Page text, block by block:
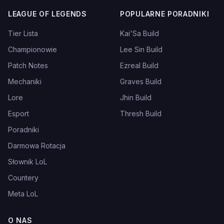
LEAGUE OF LEGENDS
Tier Lista
Championowie
Patch Notes
Mechaniki
Lore
Esport
Poradniki
Darmowa Rotacja
Słownik LoL
Countery
Meta LoL
POPULARNE PORADNIKI
Kai'Sa Build
Lee Sin Build
Ezreal Build
Graves Build
Jhin Build
Thresh Build
O NAS